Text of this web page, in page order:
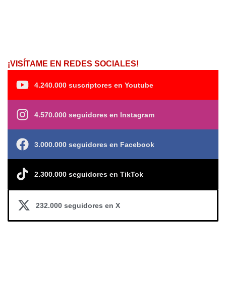
¡VISÍTAME EN REDES SOCIALES!
4.240.000 suscriptores en Youtube
4.570.000 seguidores en Instagram
3.000.000 seguidores en Facebook
2.300.000 seguidores en TikTok
232.000 seguidores en X